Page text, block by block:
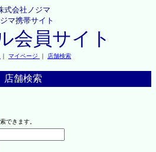
式会社ノジマ
マ携帯サイト
会員サイト
｜ マイページ ｜ 店舗検索
店舗検索
できます。